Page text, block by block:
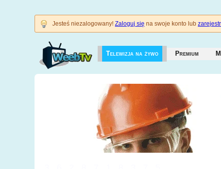
Jesteś niezalogowany! Zaloguj się na swoje konto lub
Telewizja na żywo Premium